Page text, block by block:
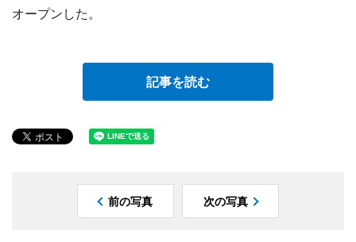
オープンした。
記事を読む
前の写真 次の写真